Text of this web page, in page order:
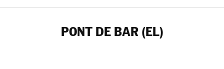
PONT DE BAR (EL)